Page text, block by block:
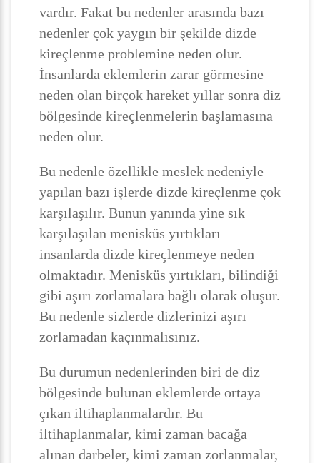
vardır. Fakat bu nedenler arasında bazı
nedenler çok yaygın bir şekilde dizde
kireçlenme problemine neden olur.
İnsanlarda eklemlerin zarar görmesine
neden olan birçok hareket yıllar sonra diz
bölgesinde kireçlenmelerin başlamasına
neden olur.
Bu nedenle özellikle meslek nedeniyle
yapılan bazı işlerde dizde kireçlenme çok
karşılaşılır. Bunun yanında yine sık
karşılaşılan menisküs yırtıkları
insanlarda dizde kireçlenmeye neden
olmaktadır. Menisküs yırtıkları, bilindiği
gibi aşırı zorlamalara bağlı olarak oluşur.
Bu nedenle sizlerde dizlerinizi aşırı
zorlamadan kaçınmalısınız.
Bu durumun nedenlerinden biri de diz
bölgesinde bulunan eklemlerde ortaya
çıkan iltihaplanmalardır. Bu
iltihaplanmalar, kimi zaman bacağa
alınan darbeler, kimi zaman zorlanmalar,